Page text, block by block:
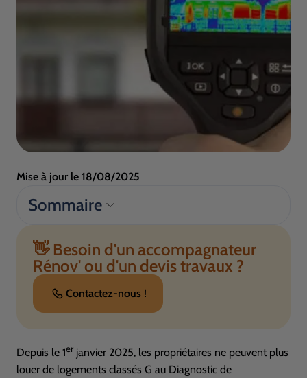
Mise à jour le 18/08/2025
Sommaire
👋 Besoin d'un accompagnateur
Rénov' ou d'un devis travaux ?
Contactez-nous !
Depuis le 1er janvier 2025, les propriétaires ne peuvent plus
louer de logements classés G au Diagnostic de